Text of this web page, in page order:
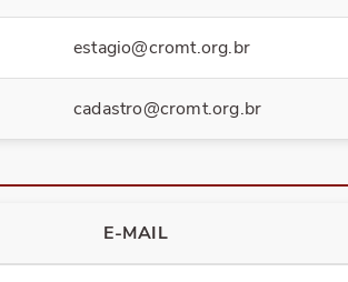
estagio@cromt.org.br
cadastro@cromt.org.br
E-MAIL